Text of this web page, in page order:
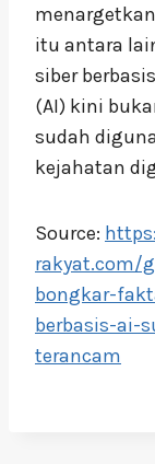
itu antara
siber
(AI) kini
sudah
kejahatan
Source:
rakyat.com/
bongkar-
berbasis-ai-
terancam